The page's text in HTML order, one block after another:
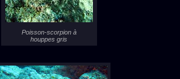
Poisson-scorpion à
houppes gris